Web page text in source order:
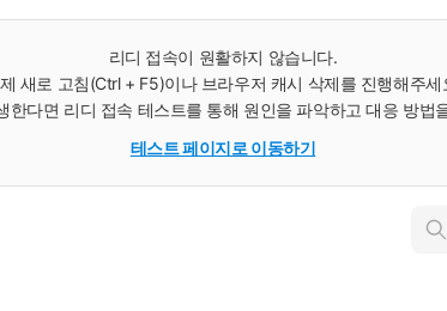
리디 접속이 원활하지 않습니다.
새로 고침(Ctrl + F5)이나 브라우저 캐시 삭제를 진행해주세
한다면 리디 접속 테스트를 통해 원인을 파악하고 대응 방법
테스트 페이지로 이동하기
인